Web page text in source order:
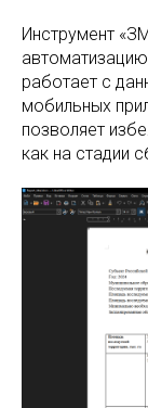
Инструмент
работает с
мобильных
позволяет
как на стадии